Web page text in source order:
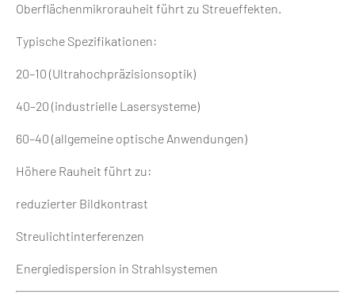
Oberflächenmikrorauheit führt zu Streueffekten.
Typische Spezifikationen:
20–10 (Ultrahochpräzisionsoptik)
40–20 (industrielle Lasersysteme)
60–40 (allgemeine optische Anwendungen)
Höhere Rauheit führt zu:
reduzierter Bildkontrast
Streulichtinterferenzen
Energiedispersion in Strahlsystemen